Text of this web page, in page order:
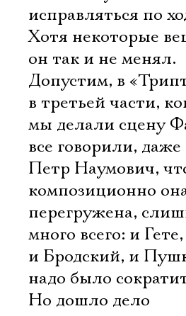
исправляться по
Хотя некоторые
он так и не менял.
Допустим, в
в третьей части,
мы делали сцену
все говорили, даже
Петр Наумович,
композиционно
перегружена,
много всего: и Гете,
и Бродский, и
надо было
Но дошло дело